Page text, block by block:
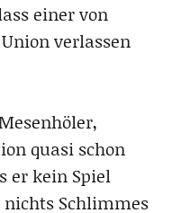
einer von
verlassen
quasi schon
er kein Spiel
Schlimmes